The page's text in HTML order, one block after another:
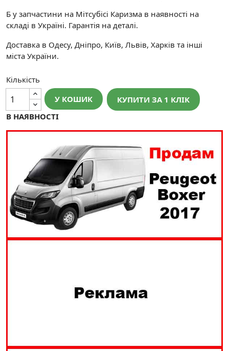
Б у запчастини на Мітсубісі Каризма в наявності на
складі в Україні. Гарантія на деталі.
Доставка в Одесу, Дніпро, Київ, Львів, Харків та інші
міста України.
Кількість
У КОШИК
КУПИТИ ЗА 1 КЛIК
В НАЯВНОСТІ